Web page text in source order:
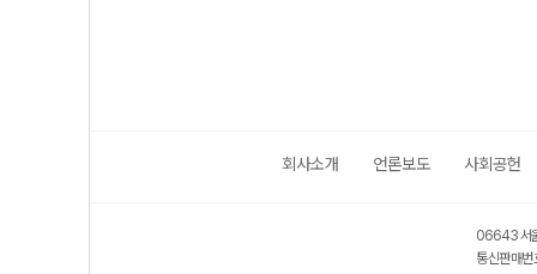
회사소개 언론보도 사회공헌
06643 서
통신판매